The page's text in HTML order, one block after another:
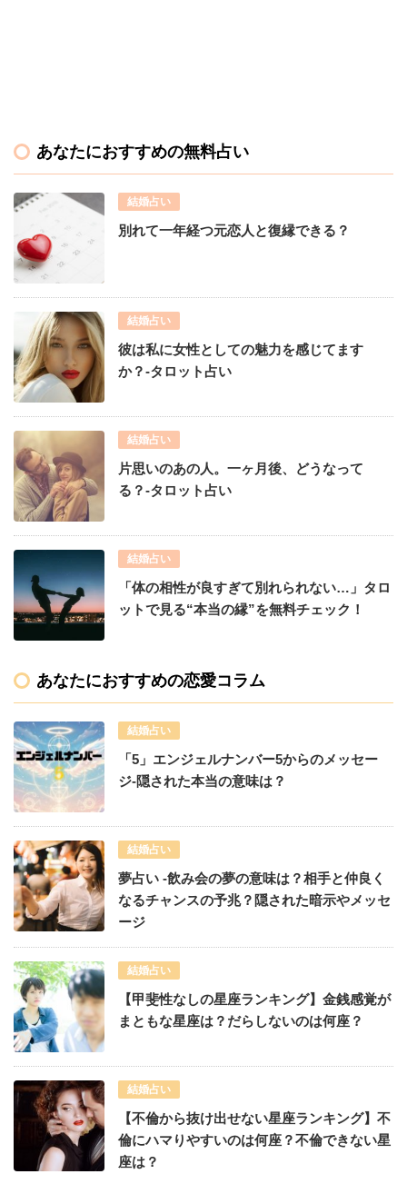
あなたにおすすめの無料占い
結婚占い
別れて一年経つ元恋人と復縁できる？
結婚占い
彼は私に女性としての魅力を感じてます
か？-タロット占い
結婚占い
片思いのあの人。一ヶ月後、どうなって
る？-タロット占い
結婚占い
「体の相性が良すぎて別れられない…」タロ
ットで見る“本当の縁”を無料チェック！
あなたにおすすめの恋愛コラム
結婚占い
「5」エンジェルナンバー5からのメッセー
ジ-隠された本当の意味は？
結婚占い
夢占い -飲み会の夢の意味は？相手と仲良く
なるチャンスの予兆？隠された暗示やメッセ
ージ
結婚占い
【甲斐性なしの星座ランキング】金銭感覚が
まともな星座は？だらしないのは何座？
結婚占い
【不倫から抜け出せない星座ランキング】不
倫にハマりやすいのは何座？不倫できない星
座は？